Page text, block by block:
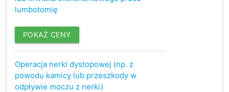
lumbotomię
POKAŻ CENY
Operacja nerki dystopowej (np. z
powodu kamicy lub przeszkody w
odpływie moczu z nerki)